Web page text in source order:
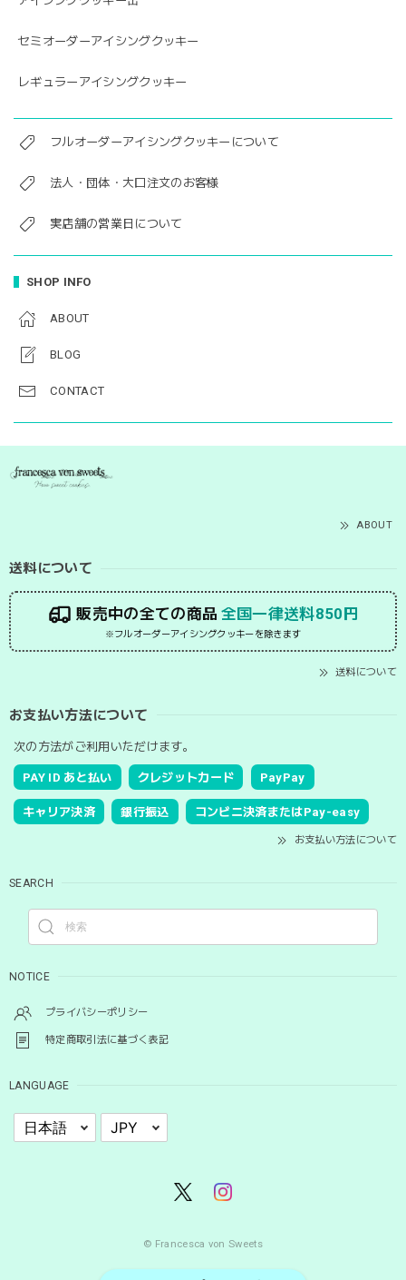
セミオーダーアイシングクッキー
レギュラーアイシングクッキー
フルオーダーアイシングクッキーについて
法人・団体・大口注文のお客様
実店舗の営業日について
SHOP INFO
ABOUT
BLOG
CONTACT
ABOUT
送料について
販売中の全ての商品 全国一律送料850円
※フルオーダーアイシングクッキーを除きます
送料について
お支払い方法について
次の方法がご利用いただけます。
PAY ID あと払い クレジットカード PayPay
キャリア決済 銀行振込 コンビニ決済またはPay-easy
お支払い方法について
SEARCH
NOTICE
プライバシーポリシー
特定商取引法に基づく表記
LANGUAGE
© Francesca von Sweets